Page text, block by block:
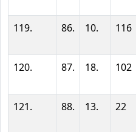
119. 86. 10. 116
120. 87. 18. 102
121. 88. 13. 22